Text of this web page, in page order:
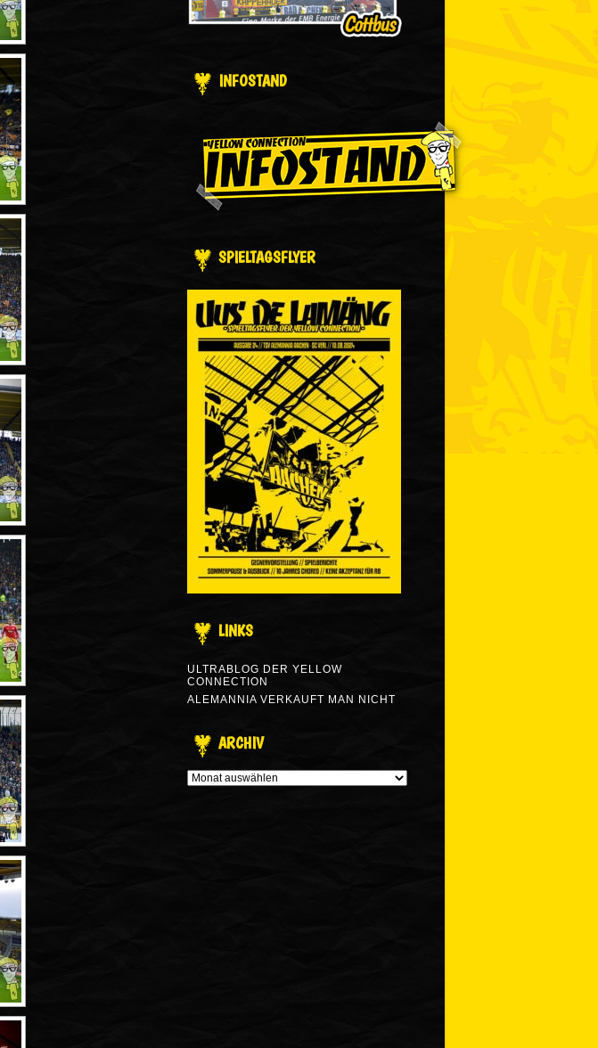
INFOSTAND
SPIELTAGSFLYER
LINKS
ULTRABLOG DER YELLOW
CONNECTION
ALEMANNIA VERKAUFT MAN NICHT
ARCHIV
ARCHIV